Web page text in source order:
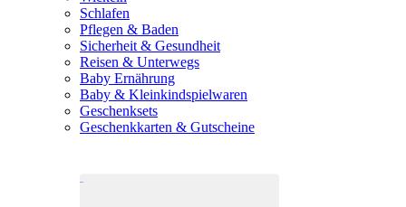
Schlafen
Pflegen & Baden
Sicherheit & Gesundheit
Reisen & Unterwegs
Baby Ernährung
Baby & Kleinkindspielwaren
Geschenksets
Geschenkkarten & Gutscheine